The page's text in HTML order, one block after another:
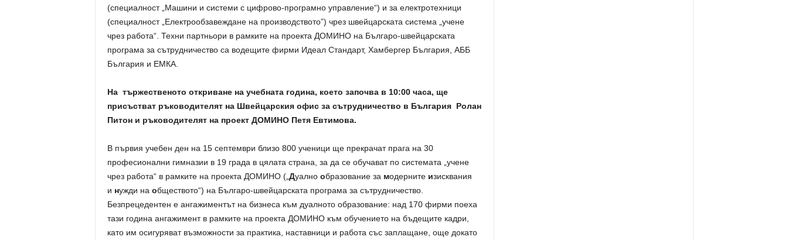
(специалност „Машини и системи с цифрово-програмно управление“) и за електротехници
(специалност „Електрообзавеждане на производството”) чрез швейцарската система „учене
чрез работа“. Техни партньори в рамките на проекта ДОМИНО на Българо-швейцарската
програма за сътрудничество са водещите фирми Идеал Стандарт, Хамбергер България, АББ
България и ЕМКА.
На тържественото откриване на учебната година, което започва в 10:00 часа, ще
присъстват ръководителят на Швейцарския офис за сътрудничество в България Ролан
Питон и ръководителят на проект ДОМИНО Петя Евтимова.
В първия учебен ден на 15 септември близо 800 ученици ще прекрачат прага на 30
професионални гимназии в 19 града в цялата страна, за да се обучават по системата „учене
чрез работа“ в рамките на проекта ДОМИНО („ Дуално образование за модерните изисквания
и нужди на обществото“) на Българо-швейцарската програма за сътрудничество.
Безпрецедентен е ангажиментът на бизнеса към дуалното образование: над 170 фирми поеха
тази година ангажимент в рамките на проекта ДОМИНО към обучението на бъдещите кадри,
като им осигуряват възможности за практика, наставници и работа със заплащане, още докато